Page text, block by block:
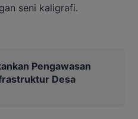
seni kaligrafi.
Pengawasan
Desa